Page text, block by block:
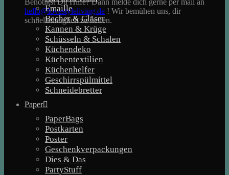
hello@lovestyleliving.de ! Wir bemühen uns, dir
schnellstmöglich zu helfen.
Emaille
Becher & Gläser
Kannen & Krüge
Schüsseln & Schalen
Küchendeko
Küchentextilien
Küchenhelfer
Geschirrspülmittel
Schneidebretter
Paper
PaperBags
Postkarten
Poster
Geschenkverpackungen
Dies & Das
PartyStuff